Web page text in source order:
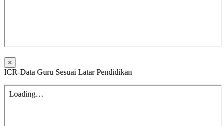
×
ICR-Data Guru Sesuai Latar Pendidikan